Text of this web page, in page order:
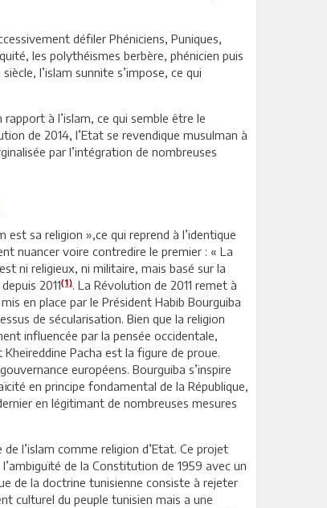
défiler Phéniciens, Puniques,
les polythéismes berbère, phénicien puis
l’islam sunnite s’impose, ce qui
à l’islam, ce qui semble être le
de 2014, l’Etat se revendique musulman à
par l’intégration de nombreuses
sa religion »,ce qui reprend à l’identique
nuancer voire contredire le premier : « La
ni religieux, ni militaire, mais basé sur la
2011(1). La Révolution de 2011 remet à
en place par le Président Habib Bourguiba
de sécularisation. Bien que la religion
influencée par la pensée occidentale,
Pacha est la figure de proue.
européens. Bourguiba s’inspire
en principe fondamental de la République,
en légitimant de nombreuses mesures
l’islam comme religion d’Etat. Ce projet
de la Constitution de 1959 avec un
de la doctrine tunisienne consiste à rejeter
culturel du peuple tunisien mais a une